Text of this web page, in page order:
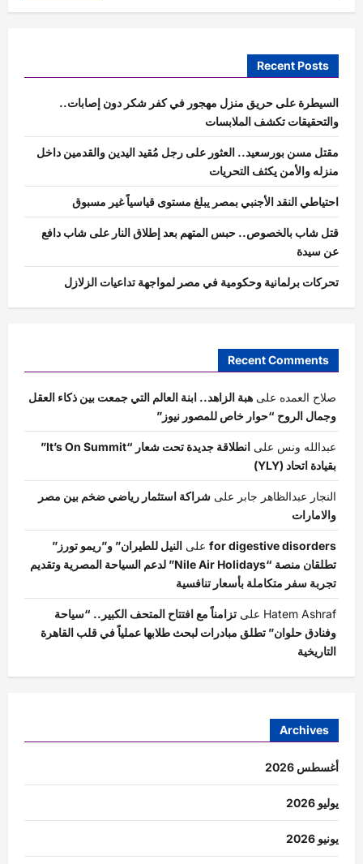
Recent Posts
السيطرة على حريق منزل مهجور في كفر شكر دون إصابات..
والتحقيقات تكشف الملابسات
مقتل مسن بورسعيد.. العثور على رجل مُقيد اليدين والقدمين داخل
منزله والأمن يكثف التحريات
احتياطي النقد الأجنبي بمصر يبلغ مستوى قياسياً غير مسبوق
قتل شاب بالخصوص.. حبس المتهم بعد إطلاق النار على شاب دافع
عن سيدة
تحركات برلمانية وحكومية في مصر لمواجهة تداعيات الزلازل
Recent Comments
صلاح العمده على هبة الزاهد.. ابنة العالم التي جمعت بين ذكاء العقل
وجمال الروح “حوار خاص للمصور نيوز”
عبدالله ونس على
انطلاقة جديدة تحت شعار “It’s On Summit”
بقيادة اتحاد (YLY)
النجار عبدالظاهر جابر على شراكة استثمار رياضي ضخم بين مصر
والامارات
for digestive disorders على النيل للطيران” و”ريمو تورز”
تطلقان منصة “Nile Air Holidays” لدعم السياحة المصرية وتقديم
تجربة سفر متكاملة بأسعار تنافسية
Hatem Ashraf على تزامناً مع افتتاح المتحف الكبير.. “سياحة
وفنادق حلوان” تطلق مبادرات لبحث طلابها عملياً في قلب القاهرة
التاريخية
Archives
أغسطس 2026
يوليو 2026
يونيو 2026